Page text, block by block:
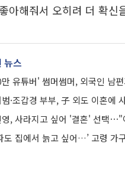
아해줘서 오히려 더 확신
뉴스
유튜버' 썸머썸머, 외국인 남
·조갑경 부부, 子 외도 이혼
영, 사라지고 싶어 '결혼' 선택⋯"
도 집에서 늙고 싶어…’ 고령 가